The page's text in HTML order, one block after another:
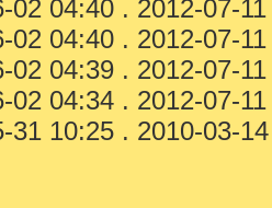
02 04:40 . 2012-07-
02 04:40 . 2012-07-
02 04:39 . 2012-07-
02 04:34 . 2012-07-
31 10:25 . 2010-03-